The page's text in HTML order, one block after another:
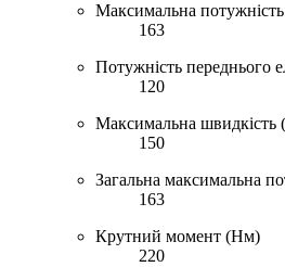
Максимальна
163
Потужність переднього
120
Максимальна швидкість
150
Загальна максимальна
163
Крутний момент (Нм)
220